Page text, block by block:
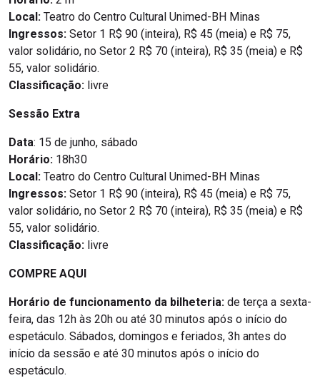
Local: Teatro do Centro Cultural Unimed-BH Minas
Ingressos: Setor 1 R$ 90 (inteira), R$ 45 (meia) e R$ 75,
valor solidário, no Setor 2 R$ 70 (inteira), R$ 35 (meia) e R$
55, valor solidário.
Classificação: livre
Sessão Extra
Data: 15 de junho, sábado
Horário: 18h30
Local: Teatro do Centro Cultural Unimed-BH Minas
Ingressos: Setor 1 R$ 90 (inteira), R$ 45 (meia) e R$ 75,
valor solidário, no Setor 2 R$ 70 (inteira), R$ 35 (meia) e R$
55, valor solidário.
Classificação: livre
COMPRE AQUI
Horário de funcionamento da bilheteria: de terça a sexta-
feira, das 12h às 20h ou até 30 minutos após o início do
espetáculo. Sábados, domingos e feriados, 3h antes do
início da sessão e até 30 minutos após o início do
espetáculo.